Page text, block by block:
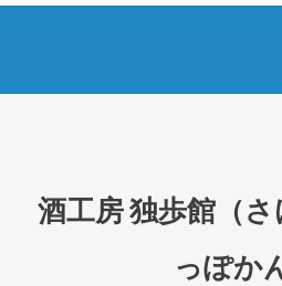
酒工房 独歩館（
っぽか